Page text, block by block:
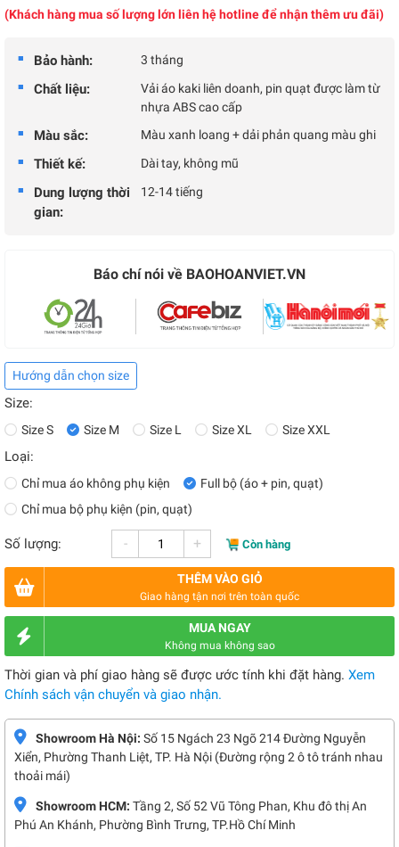
(Khách hàng mua số lượng lớn liên hệ hotline để nhận thêm ưu đãi)
Bảo hành: 3 tháng
Chất liệu:
Vải áo kaki liên doanh, pin quạt được làm từ
nhựa ABS cao cấp
Màu sắc: Màu xanh loang + dải phản quang màu ghi
Thiết kế: Dài tay, không mũ
Dung lượng thời
gian:
12-14 tiếng
Báo chí nói về BAOHOANVIET.VN
Hướng dẫn chọn size
Size:
Size S Size M Size L Size XL Size XXL
Loại:
Chỉ mua áo không phụ kiện
Full bộ (áo + pin, quạt)
Chỉ mua bộ phụ kiện (pin, quạt)
Số lượng: - + Còn hàng
THÊM VÀO GIỎ
Giao hàng tận nơi trên toàn quốc
MUA NGAY
Không mua không sao
Thời gian và phí giao hàng sẽ được ước tính khi đặt hàng. Xem
Chính sách vận chuyển và giao nhận.
Showroom Hà Nội: Số 15 Ngách 23 Ngõ 214 Đường Nguyễn
Xiển, Phường Thanh Liệt, TP. Hà Nội (Đường rộng 2 ô tô tránh nhau
thoải mái)
Showroom HCM: Tầng 2, Số 52 Vũ Tông Phan, Khu đô thị An
Phú An Khánh, Phường Bình Trưng, TP.Hồ Chí Minh